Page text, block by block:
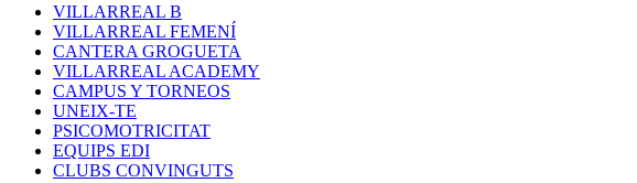
VILLARREAL B
VILLARREAL FEMENÍ
CANTERA GROGUETA
VILLARREAL ACADEMY
CAMPUS Y TORNEOS
UNEIX-TE
PSICOMOTRICITAT
EQUIPS EDI
CLUBS CONVINGUTS